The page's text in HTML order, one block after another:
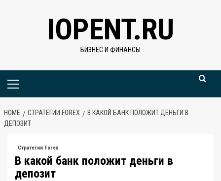
IOPENT.RU
БИЗНЕС И ФИНАНСЫ
Primary
HOME СТРАТЕГИИ FOREX
В КАКОЙ БАНК ПОЛОЖИТ ДЕНЬГИ В
ДЕПОЗИТ
Стратегии Forex
В какой банк положит деньги в
депозит